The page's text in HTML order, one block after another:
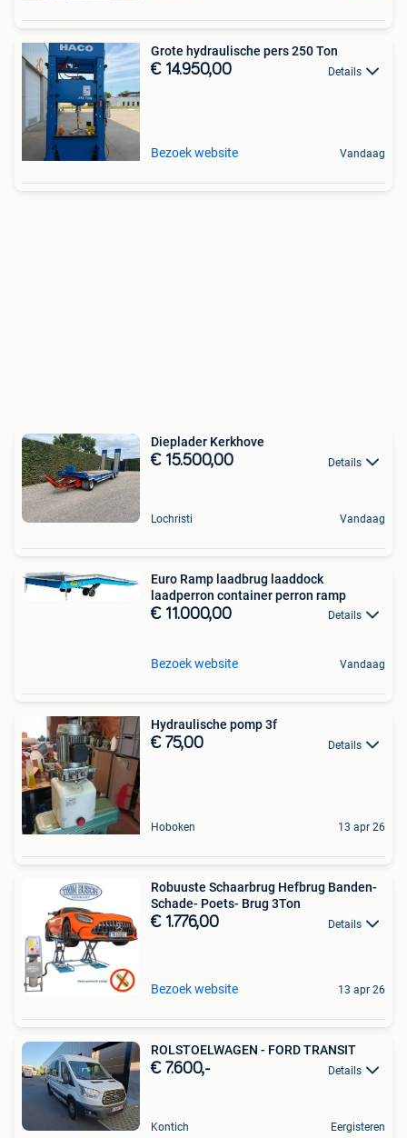
Grote hydraulische pers 250 Ton
€ 14.950,00 Details
Bezoek website Vandaag
Dieplader Kerkhove
€ 15.500,00 Details
Lochristi Vandaag
Euro Ramp laadbrug laaddock
laadperron container perron ramp
€ 11.000,00 Details
Bezoek website Vandaag
Hydraulische pomp 3f
€ 75,00 Details
Hoboken 13 apr 26
Robuuste Schaarbrug Hefbrug Banden-
Schade- Poets- Brug 3Ton
€ 1.776,00 Details
Bezoek website 13 apr 26
ROLSTOELWAGEN - FORD TRANSIT
€ 7.600,- Details
Kontich Eergisteren